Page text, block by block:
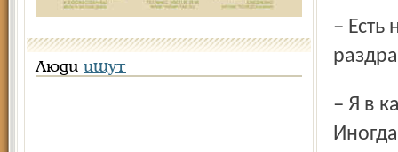
Люди ищут
– Есть на современной эстраде исполнитель, который вас
– Я в каждом стараюсь находить что-то интересное.